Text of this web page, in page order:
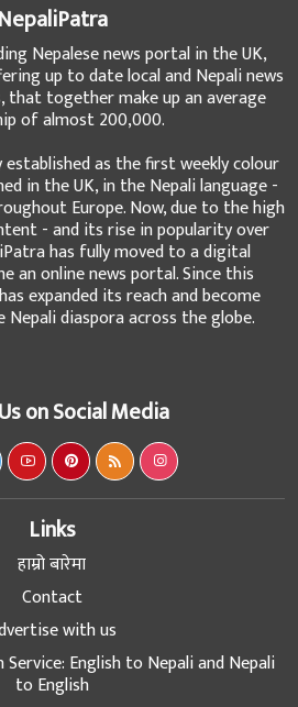
NepaliPatra
Nepalese news portal in the UK,
up to date local and Nepali news
that together make up an average
of almost 200,000.
as the first weekly colour
in the UK, in the Nepali language -
Europe. Now, due to the high
- and its rise in popularity over
has fully moved to a digital
an online news portal. Since this
expanded its reach and become
diaspora across the globe.
on Social Media
Links
हाम्रो बारेमा
Contact
with us
English to Nepali and Nepali
to English